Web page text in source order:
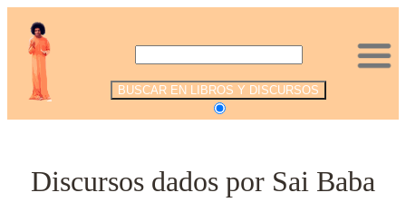
Discursos dados por Sai Baba